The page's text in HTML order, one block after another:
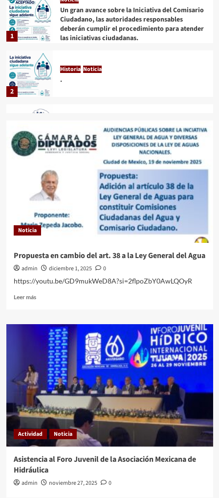
1
Un gran avance sobre la Iniciativa del Comisario
Ciudadano, las autoridades responsables
deberán cumplir el procedimiento para atender
las iniciativas ciudadanas.
2
Historia Noticia
.
3
Noticia Uncategorized
Lo bueno, lo malo y lo feo. Mundial 2026
Noticia
Noticia
Un gran avance sobre la Iniciativa del Comisario
Historia Noticia
.
3
Noticia
Historia Noticia Uncategorized
Lo bueno, lo malo y lo feo. Mundial 2026
Blog
Noticia
Propuesta en cambio del art. 38 a la Ley General del Agua
admin diciembre 1, 2025
0
https://youtu.be/GD9mukWeD8A?si=2flpoZbY0AwLQOyR
Leer másLeer
Propuesta
cambio
art.
38
a
la
Ley
General
del
Agua
Actividad Noticia
Asistencia al Foro Juvenil de la Asociación Mexicana de
Hidráulica
admin noviembre 27, 2025 0